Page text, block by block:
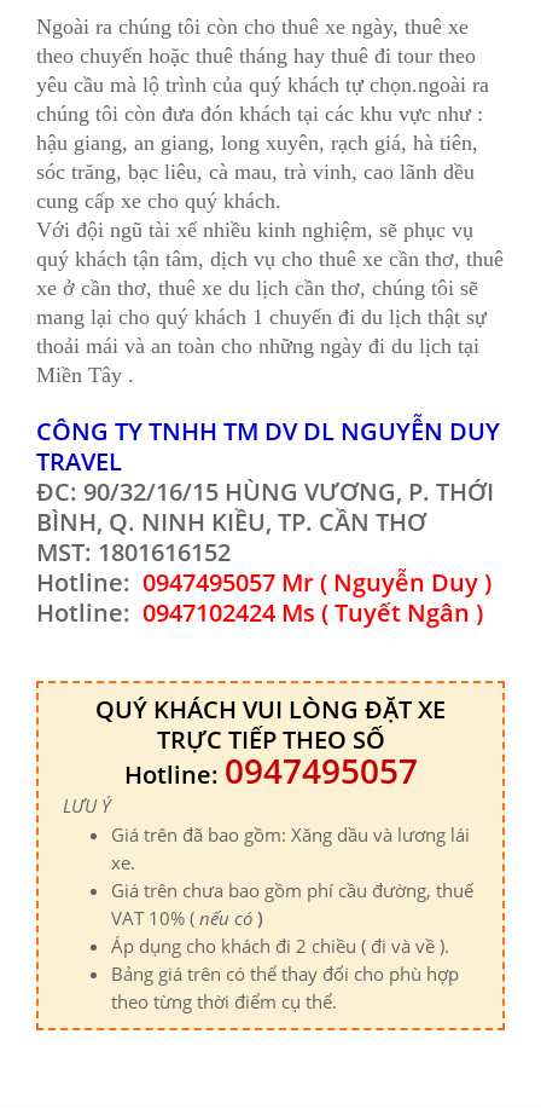
Ngoài ra chúng tôi còn cho thuê xe ngày, thuê xe
theo chuyến hoặc thuê tháng hay thuê đi tour theo
yêu cầu mà lộ trình của quý khách tự chọn.ngoài ra
chúng tôi còn đưa đón khách tại các khu vực như :
hậu giang, an giang, long xuyên, rạch giá, hà tiên,
sóc trăng, bạc liêu, cà mau, trà vinh, cao lãnh dều
cung cấp xe cho quý khách.
Với đội ngũ tài xế nhiều kinh nghiệm, sẽ phục vụ
quý khách tận tâm, dịch vụ cho thuê xe cần thơ, thuê
xe ở cần thơ, thuê xe du lịch cần thơ, chúng tôi sẽ
mang lại cho quý khách 1 chuyến đi du lịch thật sự
thoải mái và an toàn cho những ngày đi du lịch tại
Miền Tây .
CÔNG TY TNHH TM DV DL NGUYỄN DUY
TRAVEL
ĐC: 90/32/16/15 HÙNG VƯƠNG, P. THỚI
BÌNH, Q. NINH KIỀU, TP. CẦN THƠ
MST: 1801616152
Hotline: 0947495057 Mr( Nguyễn Duy )
Hotline: 0947102424 Ms ( Tuyết Ngân )
QUÝ KHÁCH VUI LÒNG ĐẶT XE
TRỰC TIẾP THEO SỐ
Hotline: 0947495057
LƯU Ý
Giá trên đã bao gồm: Xăng dầu và lương lái
xe.
Giá trên chưa bao gồm phí cầu đường, thuế
VAT 10% (nếu có)
Áp dụng cho khách đi 2 chiều ( đi và về ).
Bảng giá trên có thể thay đổi cho phù hợp
theo từng thời điểm cụ thể.